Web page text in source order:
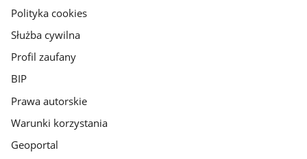
gov.pl
Polityka cookies
Służba cywilna
Profil zaufany
BIP
Prawa autorskie
Warunki korzystania
Geoportal